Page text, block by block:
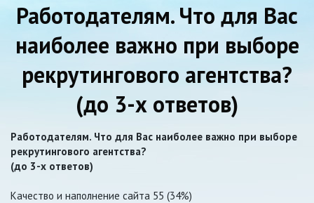
Работодателям. Что для Вас
наиболее важно при выборе
рекрутингового агентства?
(до 3-х ответов)
Работодателям. Что для Вас наиболее важно при выборе
рекрутингового агентства?
(до 3-х ответов)
Качество и наполнение сайта 55 (34%)